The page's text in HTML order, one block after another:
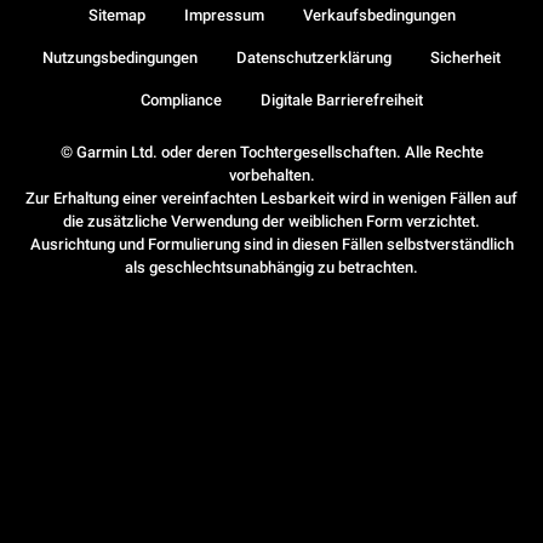
© Garmin Ltd. oder deren Tochtergesellschaften. Alle Rechte
vorbehalten.
Zur Erhaltung einer vereinfachten Lesbarkeit wird in wenigen Fällen auf
die zusätzliche Verwendung der weiblichen Form verzichtet.
Ausrichtung und Formulierung sind in diesen Fällen selbstverständlich
als geschlechtsunabhängig zu betrachten.
Sitemap Impressum Verkaufsbedingungen
Nutzungsbedingungen Datenschutzerklärung Sicherheit
Compliance Digitale Barrierefreiheit